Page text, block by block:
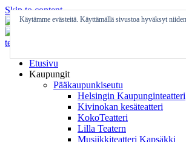
Skip to content
Etusivu
Kaupungit
Pääkaupunkiseutu
Helsingin Kaupunginteatteri
Kivinokan kesäteatteri
KokoTeatteri
Lilla Teatern
Musiikkiteatteri Kapsäkki
Käytämme evästeitä. Käyttämällä sivustoa hyväksyt